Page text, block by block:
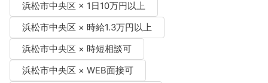
浜松市中央区 × 1日10万円以上
浜松市中央区 × 時給1.3万円以上
浜松市中央区 × 時短相談可
浜松市中央区 × WEB面接可